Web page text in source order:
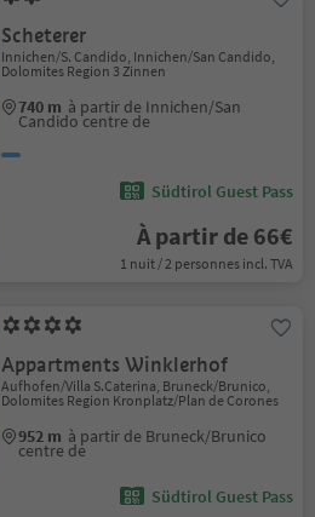
Scheterer
Innichen/S. Candido, Innichen/San Candido,
Dolomites Region 3 Zinnen
740 m à partir de Innichen/San
Candido centre de
Südtirol Guest Pass
À partir de 66€
1 nuit / 2 personnes incl. TVA
Appartments Winklerhof
Aufhofen/Villa S.Caterina, Bruneck/Brunico,
Dolomites Region Kronplatz/Plan de Corones
952 m à partir de Bruneck/Brunico
centre de
Südtirol Guest Pass